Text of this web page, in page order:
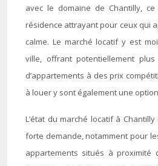
avec le domaine de Chantilly,
résidence attrayant pour ceux qui
calme. Le marché locatif y est
ville, offrant potentiellement
d’appartements à des prix
à louer y sont également une
L’état du marché locatif à
forte demande, notamment pour
appartements situés à proximité